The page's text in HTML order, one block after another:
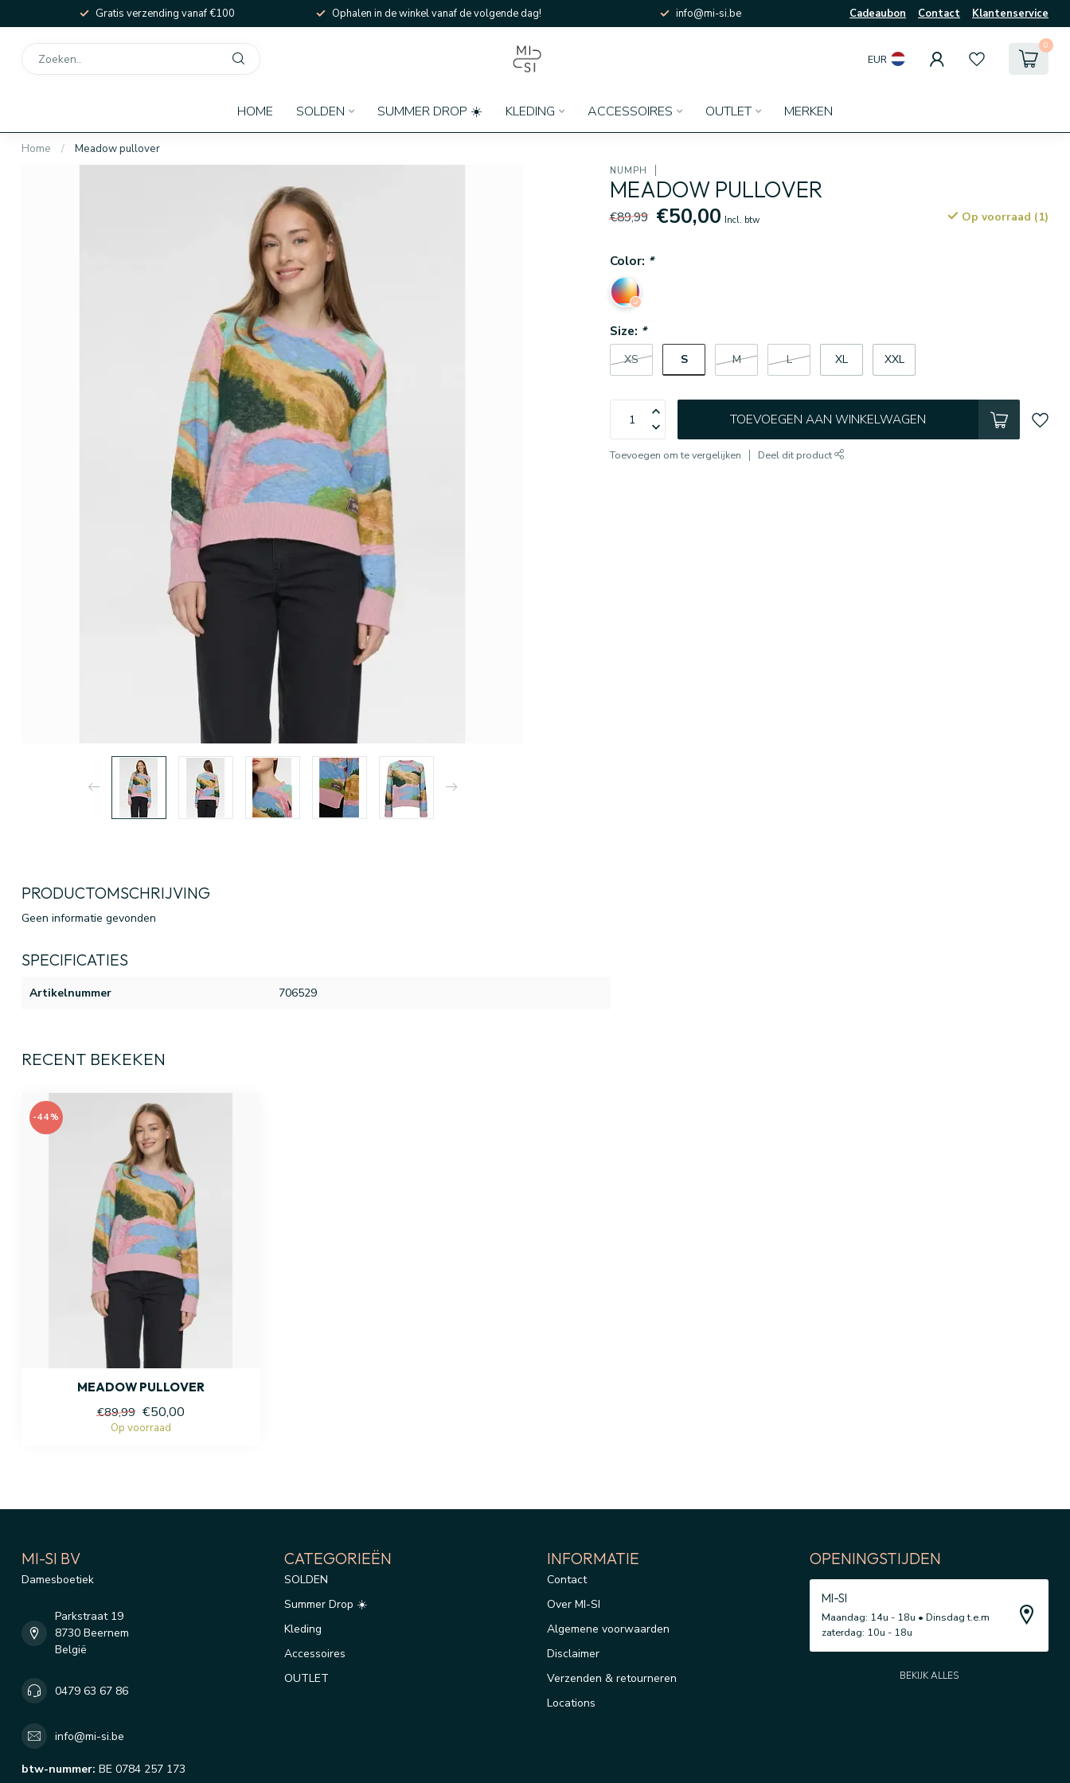
Gratis verzending vanaf €100 Ophalen in de winkel vanaf de volgende dag! info@mi-si.be Cadeaubon Contact Klantenservice
EUR
0
HOME SOLDEN SUMMER DROP ☀️ KLEDING ACCESSOIRES OUTLET MERKEN
Home / Meadow pullover
NÜMPH
MEADOW PULLOVER
€89,99 €50,00 Incl. btw Op voorraad (1)
Color: *
Size: *
XS S M L XL XXL
TOEVOEGEN AAN WINKELWAGEN
Toevoegen om te vergelijken Deel dit product
PRODUCTOMSCHRIJVING
Geen informatie gevonden
SPECIFICATIES
Artikelnummer 706529
RECENT BEKEKEN
-44%
MEADOW PULLOVER
€89,99 €50,00
Op voorraad
MI-SI BV
Damesboetiek
Parkstraat 19
8730 Beernem
België
0479 63 67 86
info@mi-si.be
btw-nummer: BE 0784 257 173
CATEGORIEËN
SOLDEN
Summer Drop ☀️
Kleding
Accessoires
OUTLET
INFORMATIE
Contact
Over MI-SI
Algemene voorwaarden
Disclaimer
Verzenden & retourneren
Locations
OPENINGSTIJDEN
MI-SI
Maandag: 14u - 18u • Dinsdag t.e.m
zaterdag: 10u - 18u
BEKIJK ALLES